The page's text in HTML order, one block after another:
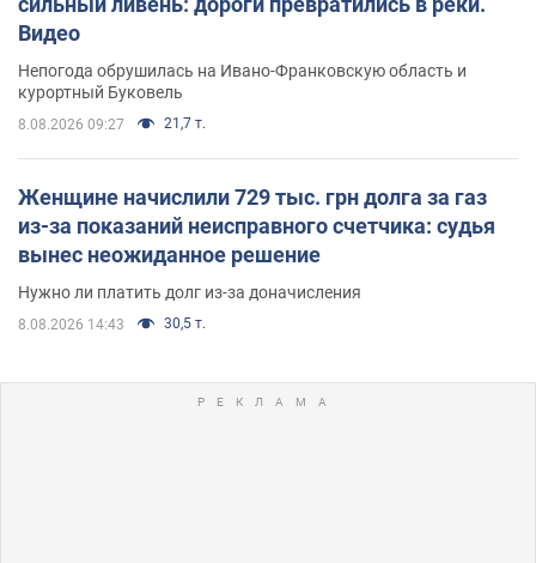
Видео
Непогода обрушилась на Ивано-Франковскую область и
курортный Буковель
8.08.2026 09:27 21,7 т.
Женщине начислили 729 тыс. грн долга за газ
из-за показаний неисправного счетчика: судья
вынес неожиданное решение
Нужно ли платить долг из-за доначисления
8.08.2026 14:43 30,5 т.